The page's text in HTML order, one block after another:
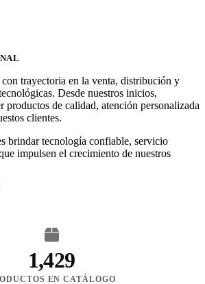
con trayectoria en la venta, distribución y
Desde nuestros inicios,
productos de calidad, atención personalizada
clientes.
brindar tecnología confiable, servicio
impulsen el crecimiento de nuestros
1,429
EN CATÁLOGO